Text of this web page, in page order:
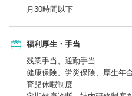
月30時間以下
福利厚生・手当
残業手当、通勤手当
健康保険、労災保険、厚生年
育児休暇制度